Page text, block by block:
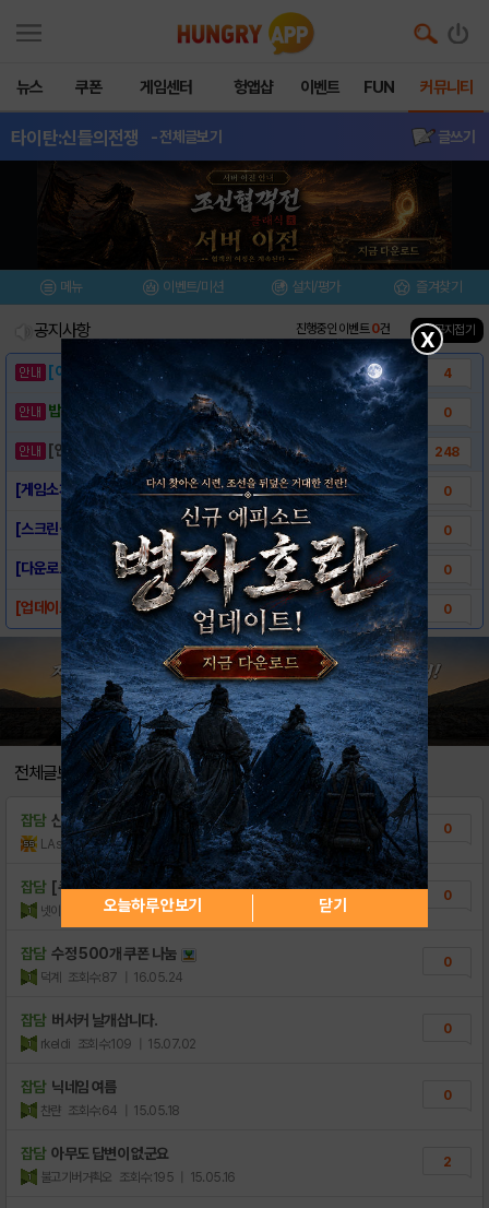
뉴스 쿠폰 게임센터 헝앱샵 이벤트 FUN 커뮤니티
타이탄:신들의전쟁 - 전체글보기 글쓰기
메뉴 이벤트/미션 설치/평가 즐겨찾기
공지사항 진행중인 이벤트0건 ▲ 공지접기
[이벤트] 웃음으로 매일매일 해피! 유머 게시.. 4
밥알이의 헝앱통신 ⑲ “밥알이, 드디어 멀티를.. 0
[안내] 헝그리앱 필수 상식! 밥알 획득 안내.. 248
[게임소개] - 타이탄: 신들의전쟁 0
[스크린샷] - 타이탄: 신들의전쟁 0
[다운로드링크] - 타이탄: 신들의전쟁 0
[업데이트] 3월 31일(화) 게임 업데이트 .. 0
전체글보기
잡담 신 들어가면 다 망하더라
LAsahi 조회수:41 | 18.11.24
0
잡담 [쿠폰 팁] 4성스킬카드 받기
넷이겠따당2 조회수:105 | 16.05.29
0
잡담 수정 500개 쿠폰 나눔
덕계 조회수:87 | 16.05.24
0
잡담 버서커 날개삽니다.
rkeldi 조회수:109 | 15.07.02
0
잡담 닉네임 여름
찬랸 조회수:64 | 15.05.18
0
잡담 아무도 답변이 없군요
불고기버거쵝오 조회수:195 | 15.05.16
2
X
오늘하루 안보기 닫기